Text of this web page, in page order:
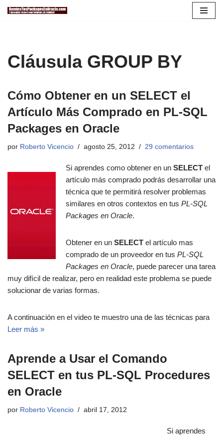
Cláusula GROUP BY
Cómo Obtener en un SELECT el
Artículo Más Comprado en PL-SQL
Packages en Oracle
por Roberto Vicencio agosto 25, 2012 29 comentarios
Si aprendes como obtener en un SELECT el
artículo más comprado podrás desarrollar una
técnica que te permitirá resolver problemas
similares en otros contextos en tus PL-SQL
Packages en Oracle.
Obtener en un SELECT el artículo mas
comprado de un proveedor en tus PL-SQL
Packages en Oracle, puede parecer una tarea
muy difícil de realizar, pero en realidad este problema se puede
solucionar de varias formas.
A continuación en el video te muestro una de las técnicas para
Leer más »
Aprende a Usar el Comando
SELECT en tus PL-SQL Procedures
en Oracle
por Roberto Vicencio abril 17, 2012
Si aprendes